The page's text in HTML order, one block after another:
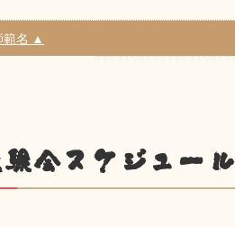
範名 ▲
会スケジュール